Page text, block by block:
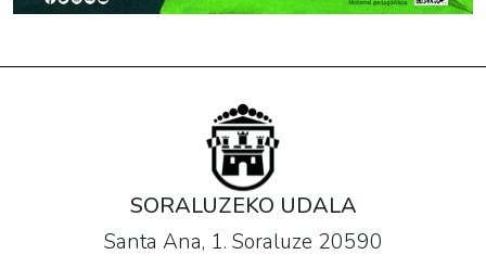
SORALUZEKO UDALA
Santa Ana, 1. Soraluze 20590